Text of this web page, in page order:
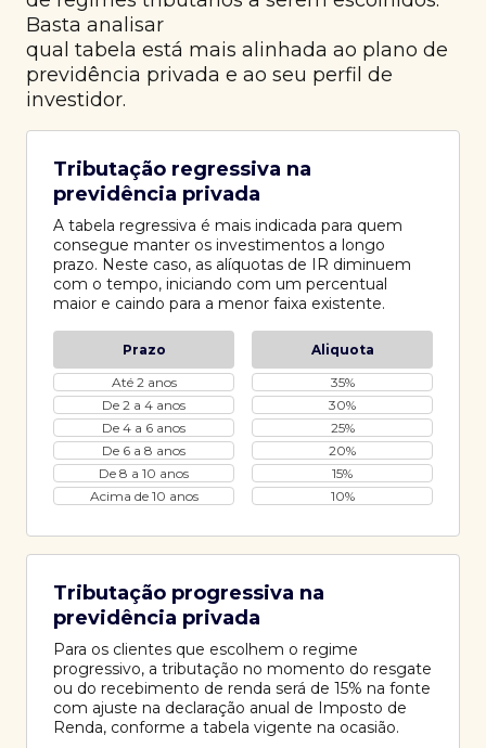
Basta analisar
qual tabela está mais alinhada ao plano de
previdência privada e ao seu perfil de
investidor.
Tributação regressiva na
previdência privada
A tabela regressiva é mais indicada para quem
consegue manter os investimentos a longo
prazo. Neste caso, as alíquotas de IR diminuem
com o tempo, iniciando com um percentual
maior e caindo para a menor faixa existente.
Prazo
Aliquota
Até 2 anos
35%
De 2 a 4 anos
30%
De 4 a 6 anos
25%
De 6 a 8 anos
20%
De 8 a 10 anos
15%
Acima de 10 anos
10%
Tributação progressiva na
previdência privada
Para os clientes que escolhem o regime
progressivo, a tributação no momento do resgate
ou do recebimento de renda será de 15% na fonte
com ajuste na declaração anual de Imposto de
Renda, conforme a tabela vigente na ocasião.